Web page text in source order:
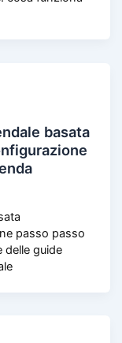
basata
passo passo
delle guide